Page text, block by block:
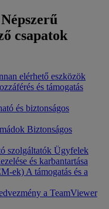
Népszerű
csapatok
elérhető eszközök
és támogatás
és biztonságos
Biztonságos
szolgáltatók Ügyfelek
és karbantartása
ek) A támogatás és a
a TeamViewer